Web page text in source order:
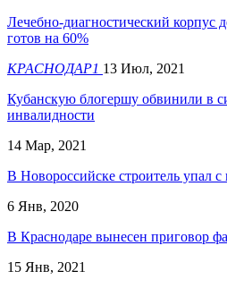
Лечебно-диагностический корпус
готов на 60%
КРАСНОДАР1 13 Июл, 2021
Кубанскую блогершу обвинили в
инвалидности
14 Мар, 2021
В Новороссийске строитель упал
6 Янв, 2020
В Краснодаре вынесен приговор
15 Янв, 2021